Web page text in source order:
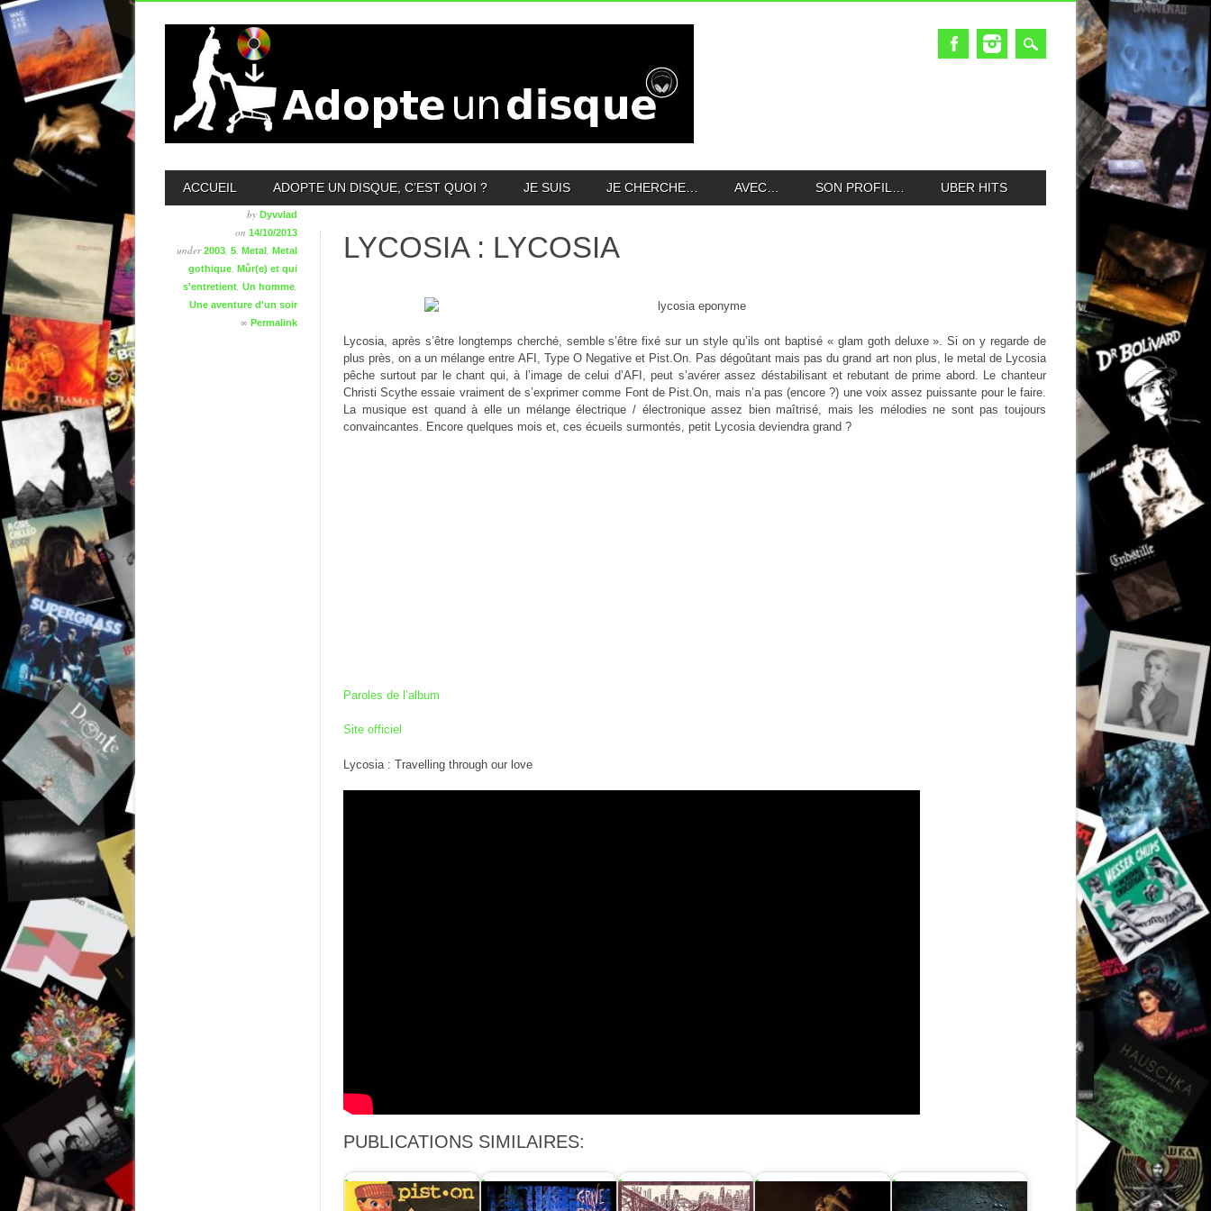
MAIN MENU
ACCUEIL ADOPTE UN DISQUE, C’EST QUOI ? JE SUIS JE CHERCHE… AVEC… SON PROFIL… UBER HITS
by Dyvvlad
on 14/10/2013
under2003 5 Metal Metal
gothique Mûr(e) et qui
s'entretient Un homme
Une aventure d'un soir
∞ Permalink
LYCOSIA : LYCOSIA
Lycosia, après s’être longtemps cherché, semble s’être fixé sur un style qu’ils ont baptisé « glam goth deluxe ». Si on y regarde de
plus près, on a un mélange entre AFI, Type O Negative et Pist.On. Pas dégoûtant mais pas du grand art non plus, le metal de Lycosia
pêche surtout par le chant qui, à l’image de celui d’AFI, peut s’avérer assez déstabilisant et rebutant de prime abord. Le chanteur
Christi Scythe essaie vraiment de s’exprimer comme Font de Pist.On, mais n’a pas (encore ?) une voix assez puissante pour le faire.
La musique est quand à elle un mélange électrique / électronique assez bien maîtrisé, mais les mélodies ne sont pas toujours
convaincantes. Encore quelques mois et, ces écueils surmontés, petit Lycosia deviendra grand ?
Paroles de l’album
Site officiel
Lycosia : Travelling through our love
PUBLICATIONS SIMILAIRES: